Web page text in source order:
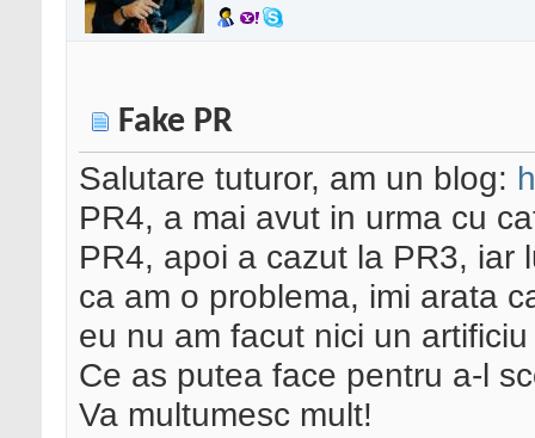
Fake PR
Salutare tuturor, am un blog:
PR4, a mai avut in urma cu
PR4, apoi a cazut la PR3, iar
ca am o problema, imi arata
eu nu am facut nici un
Ce as putea face pentru a-l
Va multumesc mult!